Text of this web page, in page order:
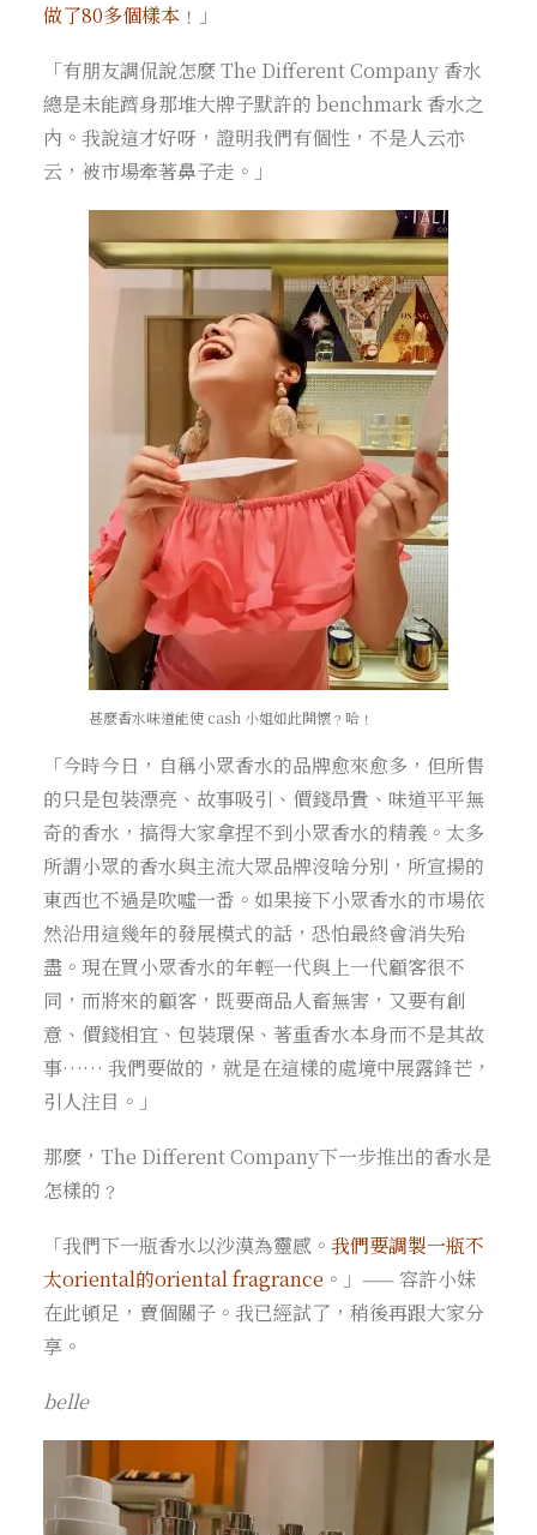
做了80多個樣本 ﹗」
「有朋友調侃說怎麼 The Different Company 香水
總是未能躋身那堆大牌子默許的 benchmark 香水之
內。我說這才好呀，證明我們有個性，不是人云亦
云，被市場牽著鼻子走。」
甚麼香水味道能使 cash 小姐如此開懷﹖哈﹗
「今時今日，自稱小眾香水的品牌愈來愈多，但所售
的只是包裝漂亮、故事吸引、價錢昂貴、味道平平無
奇的香水，搞得大家拿捏不到小眾香水的精義。太多
所謂小眾的香水與主流大眾品牌沒啥分別，所宣揚的
東西也不過是吹噓一番。如果接下小眾香水的市場依
然沿用這幾年的發展模式的話，恐怕最終會消失殆
盡。現在買小眾香水的年輕一代與上一代顧客很不
同，而將來的顧客，既要商品人畜無害，又要有創
意、價錢相宜、包裝環保、著重香水本身而不是其故
事…… 我們要做的，就是在這樣的處境中展露鋒芒，
引人注目。」
那麼，The Different Company下一步推出的香水是
怎樣的﹖
「我們下一瓶香水以沙漠為靈感。 我們要調製一瓶不
太oriental的oriental fragrance 。」—— 容許小妹
在此頓足，賣個關子。我已經試了，稍後再跟大家分
享。
belle